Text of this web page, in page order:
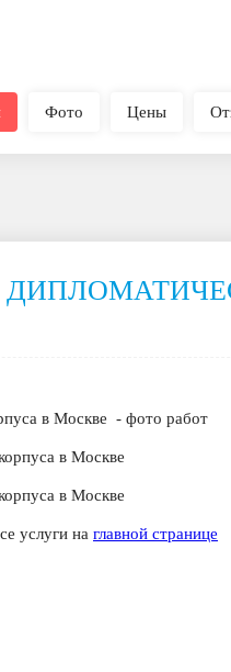
Фото Цены
в Москве - фото работ
услуги на главной странице